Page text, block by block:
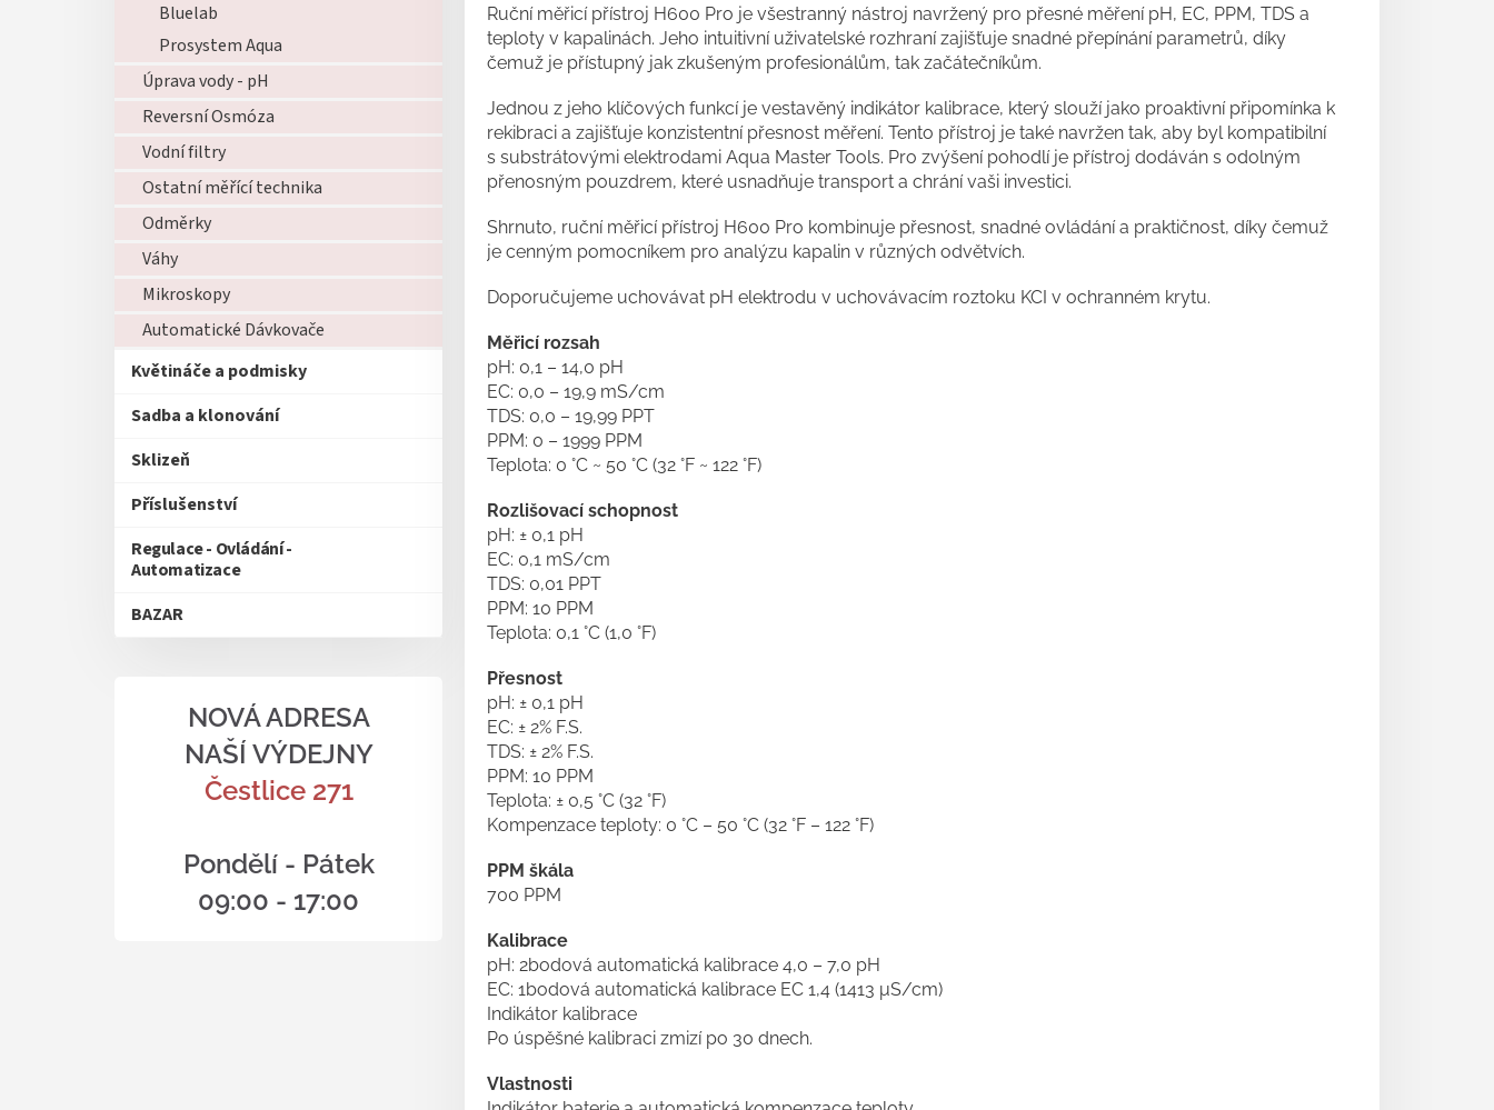
Bluelab
Prosystem Aqua
Úprava vody - pH
Reversní Osmóza
Vodní filtry
Ostatní měřící technika
Odměrky
Váhy
Mikroskopy
Automatické Dávkovače
Květináče a podmisky
Sadba a klonování
Sklizeň
Příslušenství
Regulace - Ovládání -
Automatizace
BAZAR
NOVÁ ADRESA
NAŠÍ VÝDEJNY
Čestlice 271
Pondělí - Pátek
09:00 - 17:00
Ruční měřicí přístroj H600 Pro je všestranný nástroj navržený pro přesné měření pH, EC, PPM, TDS a
teploty v kapalinách. Jeho intuitivní uživatelské rozhraní zajišťuje snadné přepínání parametrů, díky
čemuž je přístupný jak zkušeným profesionálům, tak začátečníkům.
Jednou z jeho klíčových funkcí je vestavěný indikátor kalibrace, který slouží jako proaktivní připomínka k
rekibraci a zajišťuje konzistentní přesnost měření. Tento přístroj je také navržen tak, aby byl kompatibilní
s substrátovými elektrodami Aqua Master Tools. Pro zvýšení pohodlí je přístroj dodáván s odolným
přenosným pouzdrem, které usnadňuje transport a chrání vaši investici.
Shrnuto, ruční měřicí přístroj H600 Pro kombinuje přesnost, snadné ovládání a praktičnost, díky čemuž
je cenným pomocníkem pro analýzu kapalin v různých odvětvích.
Doporučujeme uchovávat pH elektrodu v uchovávacím roztoku KCI v ochranném krytu.
Měřicí rozsah
pH: 0,1 – 14,0 pH
EC: 0,0 – 19,9 mS/cm
TDS: 0,0 – 19,99 PPT
PPM: 0 – 1999 PPM
Teplota: 0 °C ~ 50 °C (32 °F ~ 122 °F)
Rozlišovací schopnost
pH: ± 0,1 pH
EC: 0,1 mS/cm
TDS: 0,01 PPT
PPM: 10 PPM
Teplota: 0,1 °C (1,0 °F)
Přesnost
pH: ± 0,1 pH
EC: ± 2% F.S.
TDS: ± 2% F.S.
PPM: 10 PPM
Teplota: ± 0,5 °C (32 °F)
Kompenzace teploty: 0 °C – 50 °C (32 °F – 122 °F)
PPM škála
700 PPM
Kalibrace
pH: 2bodová automatická kalibrace 4,0 – 7,0 pH
EC: 1bodová automatická kalibrace EC 1,4 (1413 μS/cm)
Indikátor kalibrace
Po úspěšné kalibraci zmizí po 30 dnech.
Vlastnosti